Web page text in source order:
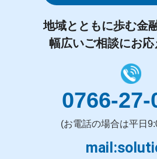
地域とともに歩む金
幅広いご相談にお応
0766-27-
(お電話の場合は平日